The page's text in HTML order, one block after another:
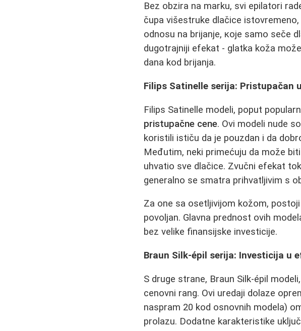
Bez obzira na marku, svi epilatori
čupa višestruke dlačice
odnosu na brijanje, које samo seče
dugotrajniji efekat - glatka koža
dana kod brijanja.
Filips Satinelle serija: Pristupačan
Filips Satinelle modeli, poput
pristupačne cene. Ovi modeli nude
koristili ističu da je pouzdan i da
Međutim, neki primećuju da može
uhvatio sve dlačice. Zvučni efekat
generalno se smatra prihvatljivim s
Za one sa osetljivijom kožom,
povoljan. Glavna prednost ovih
bez velike finansijske investicije.
Braun Silk-épil serija: Investicija u
S druge strane, Braun Silk-épil
cenovni rang. Ovi uredaji dolaze
naspram 20 kod osnovnih modela)
prolazu. Dodatne karakteristike